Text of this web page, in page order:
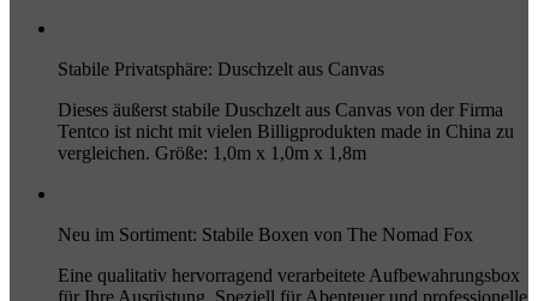
Stabile Privatsphäre: Duschzelt aus Canvas
Dieses äußerst stabile Duschzelt aus Canvas von der Firma
Tentco ist nicht mit vielen Billigprodukten made in China zu
vergleichen. Größe: 1,0m x 1,0m x 1,8m
Neu im Sortiment: Stabile Boxen von The Nomad Fox
Eine qualitativ hervorragend verarbeitete Aufbewahrungsbox